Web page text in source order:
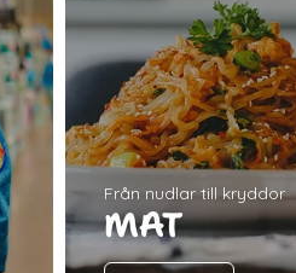
MAT
Från nudlar till kryddor